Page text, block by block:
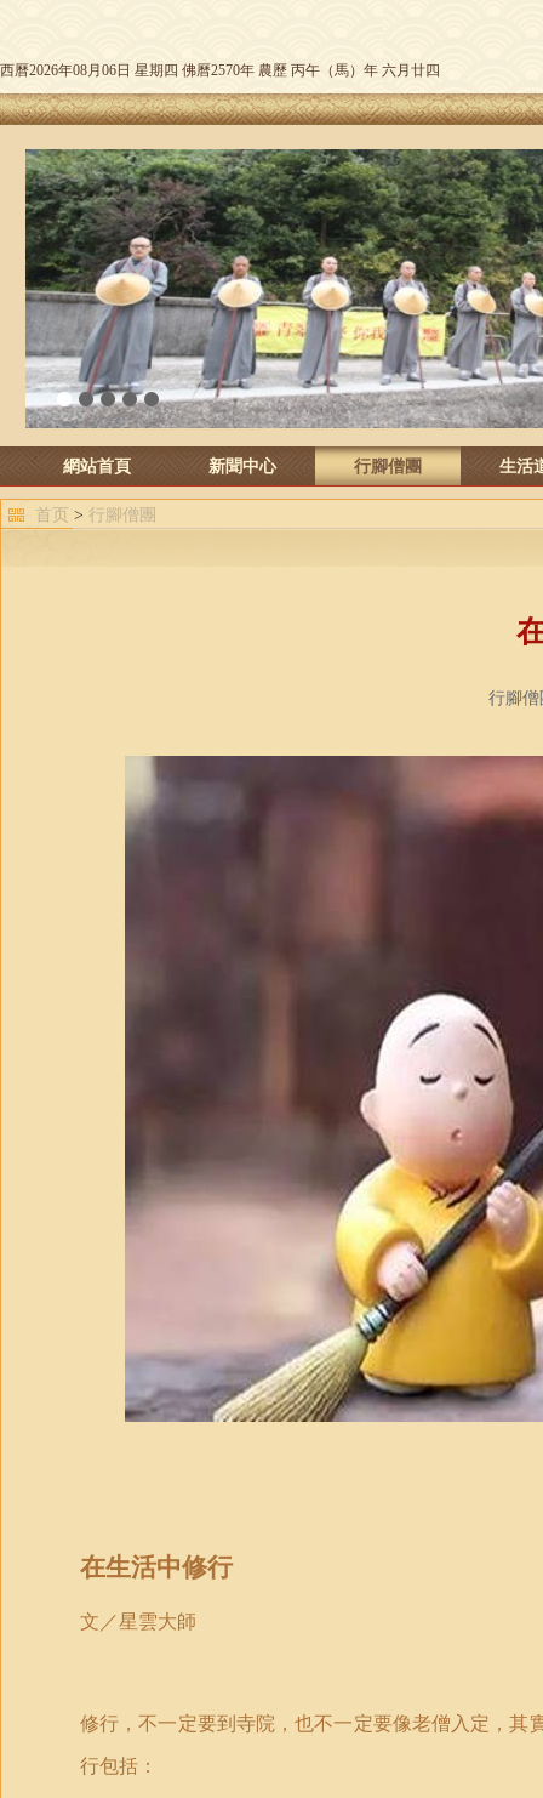
西曆2026年08月06日 星期四 佛曆2570年 農歷 丙午（馬）年 六月廿四
1 2 3 4 5
網站首頁 新聞中心 行腳僧團 生活
首页 > 行腳僧團
行腳僧
在生活中修行
文／星雲大師
修行，不一定要到寺院，也不一定要像老僧入定，
行包括：